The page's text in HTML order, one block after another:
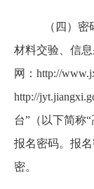
（四）
材料交验、信
网： http://
http://
台”（以下简称
报名密码。报
密。